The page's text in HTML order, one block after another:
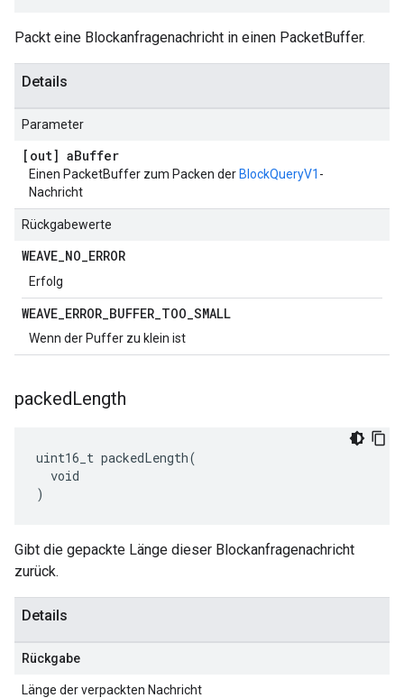
Packt eine Blockanfragenachricht in einen PacketBuffer.
Details
Parameter
[out] aBuffer
Einen PacketBuffer zum Packen der BlockQueryV1 -
Nachricht
Rückgabewerte
WEAVE_NO_ERROR
Erfolg
WEAVE_ERROR_BUFFER_TOO_SMALL
Wenn der Puffer zu klein ist
packedLength
uint16_t packedLength(
  void
)
Gibt die gepackte Länge dieser Blockanfragenachricht
zurück.
Details
Rückgabe
Länge der verpackten Nachricht